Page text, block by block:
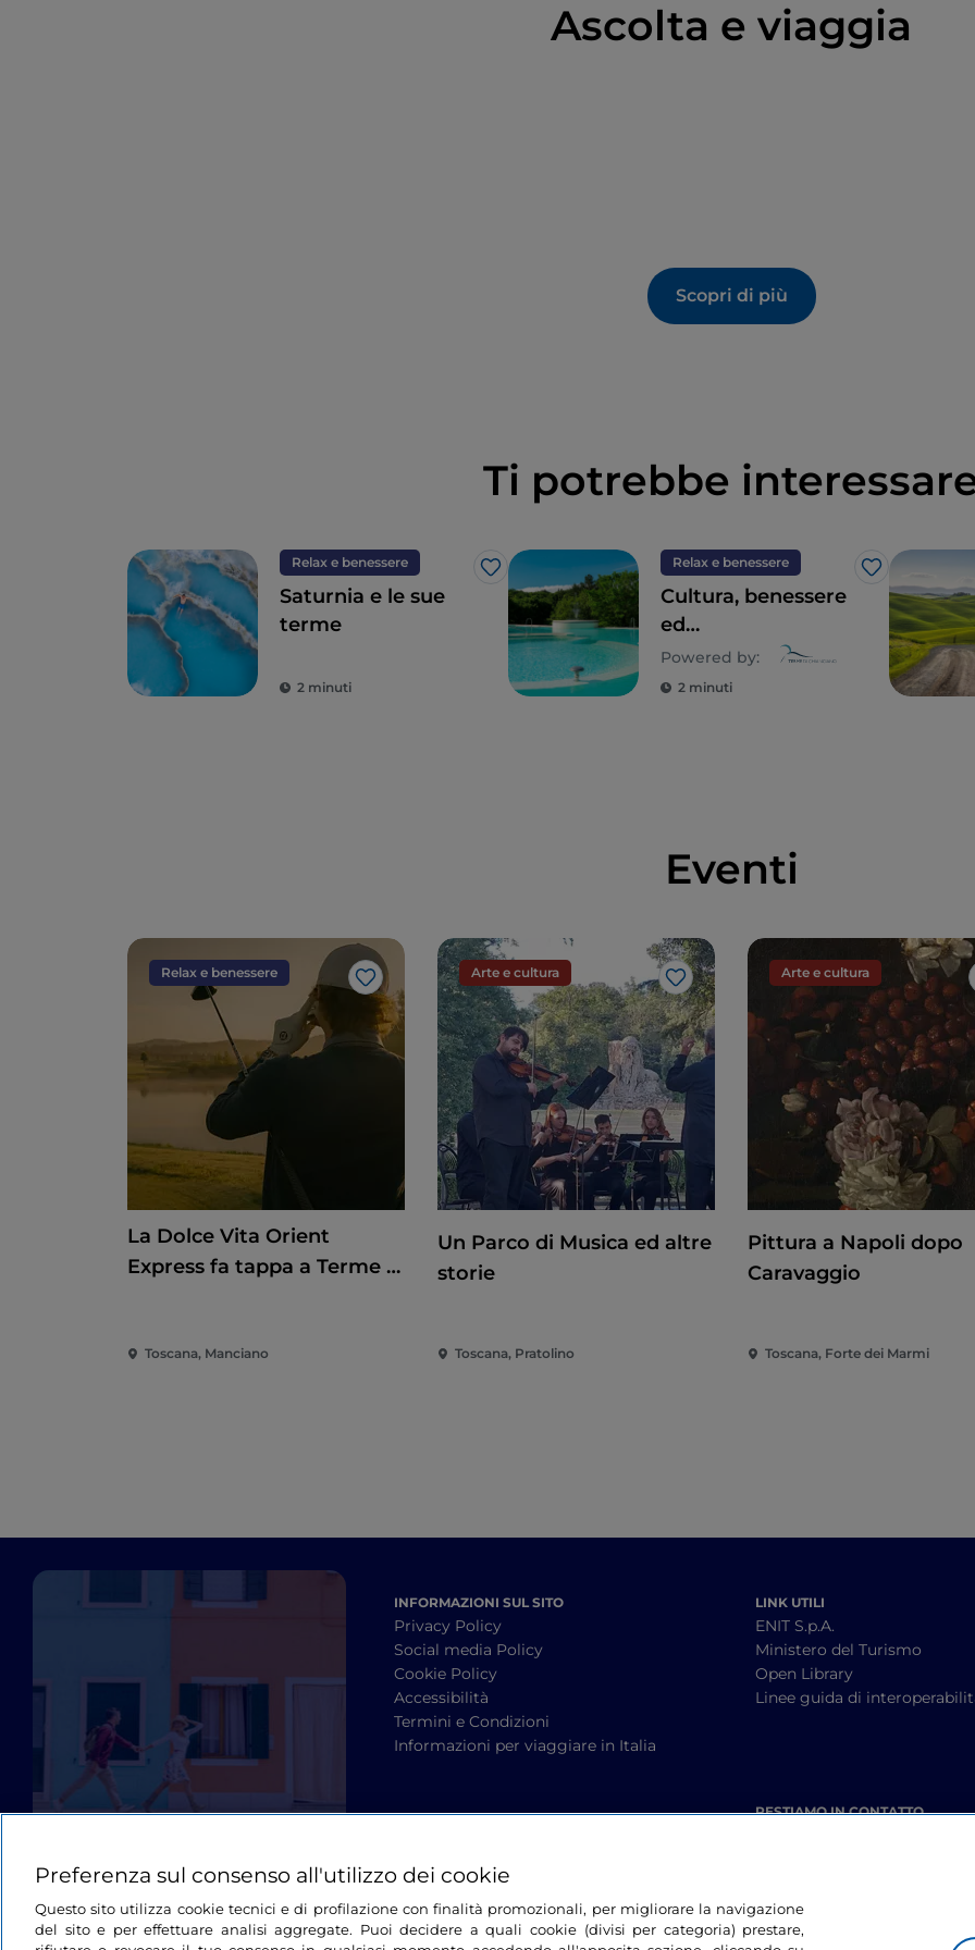
Ascolta e viaggia
Scopri di più
Ti potrebbe
Relax e benessere
Like
Saturnia e le sue
terme
2 minuti
Relax e benessere
Like
Cultura, benessere
ed
enogastronomia a
Chianciano Terme
Powered by:
2 minuti
Eventi
Relax e benessere
Like
La Dolce Vita Orient
Express fa tappa a Terme di
Toscana, Manciano
Arte e cultura
Like
Un Parco di Musica ed altre
storie
Toscana, Pratolino
Arte e cultura
Pittura a Napoli dopo
Caravaggio
Toscana, Forte dei Marmi
INFORMAZIONI SUL SITO
Privacy Policy
Social media Policy
Cookie Policy
Accessibilità
Termini e Condizioni
Informazioni per viaggiare in Italia
LINK UTILI
ENIT S.p.A.
Ministero del Turismo
Open Library
Linee guida di
RESTIAMO IN CONTATTO
Preferenza sul consenso all'utilizzo dei cookie
Questo sito utilizza cookie tecnici e di profilazione con finalità promozionali, per migliorare la navigazione
del sito e per effettuare analisi aggregate. Puoi decidere a quali cookie (divisi per categoria) prestare,